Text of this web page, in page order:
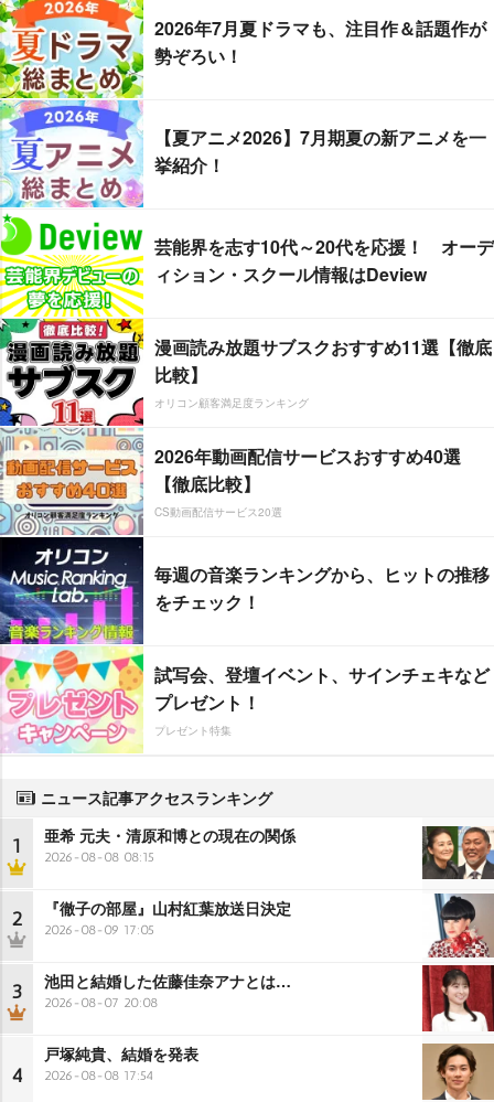
2026年7月夏ドラマも、注目作＆話題作が
勢ぞろい！
【夏アニメ2026】7月期夏の新アニメを一
挙紹介！
芸能界を志す10代～20代を応援！ オーデ
ィション・スクール情報はDeview
漫画読み放題サブスクおすすめ11選【徹底
比較】
オリコン顧客満足度ランキング
2026年動画配信サービスおすすめ40選
【徹底比較】
CS動画配信サービス20選
毎週の音楽ランキングから、ヒットの推移
をチェック！
試写会、登壇イベント、サインチェキなど
プレゼント！
プレゼント特集
ニュース記事アクセスランキング
1 亜希 元夫・清原和博との現在の関係
2026-08-08 08:15
2 『徹子の部屋』山村紅葉放送日決定
2026-08-09 17:05
3 池田と結婚した佐藤佳奈アナとは…
2026-08-07 20:08
4
戸塚純貴、結婚を発表
2026-08-08 17:54